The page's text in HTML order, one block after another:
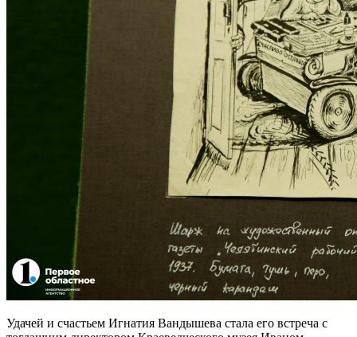
Удачей и счастьем Игнатия Вандышева стала его встреча с